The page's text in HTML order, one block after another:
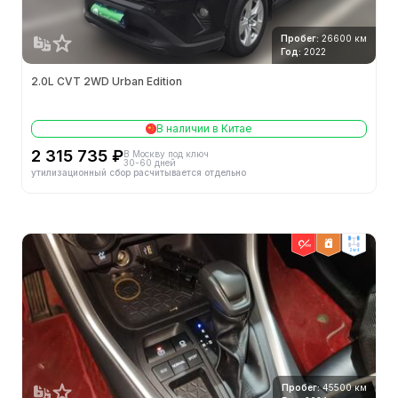
Реверсивный радар
Панорамная камера
Автоматическая парковка
Hill Assist
Система предупреждения о выезде за пределы
полосы движения
Передний радар
Технология запуска/остановки двигателя
спутниковая навигационная система
Класс ассистированного вождения
Количество радаров миллиметровых волн 1
Пробег: 26600 км
Год: 2022
2.0L CVT 2WD Urban Edition
В наличии в Китае
2 315 735 ₽В Москву под ключ
30-60 дней
утилизационный сбор расчитывается отдельно
2wd
Пробег: 45500 км